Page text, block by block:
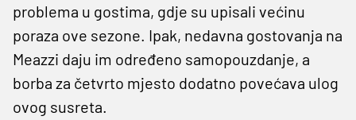
problema u gostima, gdje su upisali većinu
poraza ove sezone. Ipak, nedavna gostovanja na
Meazzi daju im određeno samopouzdanje, a
borba za četvrto mjesto dodatno povećava ulog
ovog susreta.